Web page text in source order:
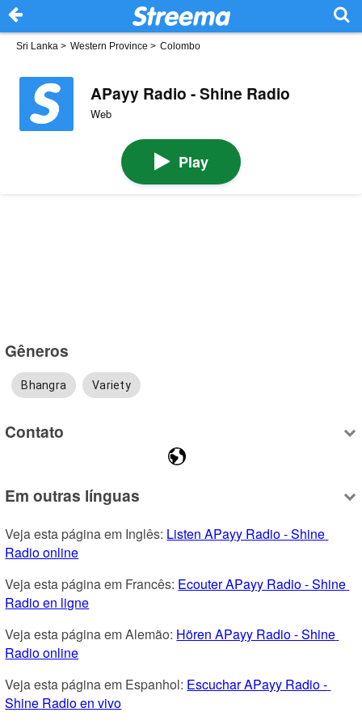
Sri Lanka > Western Province > Colombo
APayy Radio - Shine Radio
Web
Play
Gêneros
Bhangra Variety
Contato
Em outras línguas
Veja esta página em Inglês: Listen APayy Radio - Shine
Radio online
Veja esta página em Francês: Ecouter APayy Radio - Shine
Radio en ligne
Veja esta página em Alemão: Hören APayy Radio - Shine
Radio online
Veja esta página em Espanhol: Escuchar APayy Radio -
Shine Radio en vivo